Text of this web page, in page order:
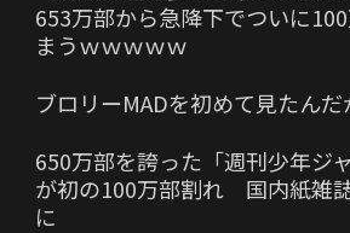
653万部から急降下でついに
まうｗｗｗｗｗ
ブロリーMADを初めて見たんだ
650万部を誇った「週刊少年ジ
が初の100万部割れ 国内紙雑
に